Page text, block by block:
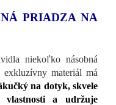
PRIADZA NA
niekoľko násobná
exkluzívny materiál má
na dotyk, skvele
vlastnosti a udržuje